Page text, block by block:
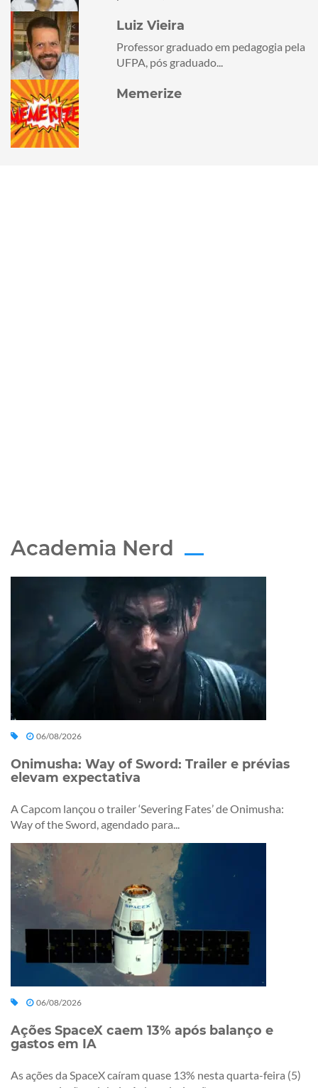
Luiz Vieira
Professor graduado em pedagogia pela
UFPA, pós graduado...
Memerize
Academia Nerd
06/08/2026
Onimusha: Way of Sword: Trailer e prévias
elevam expectativa
A Capcom lançou o trailer ‘Severing Fates’ de Onimusha:
Way of the Sword, agendado para...
06/08/2026
Ações SpaceX caem 13% após balanço e
gastos em IA
As ações da SpaceX caíram quase 13% nesta quarta-feira (5)